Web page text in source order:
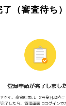
（審査待ち）